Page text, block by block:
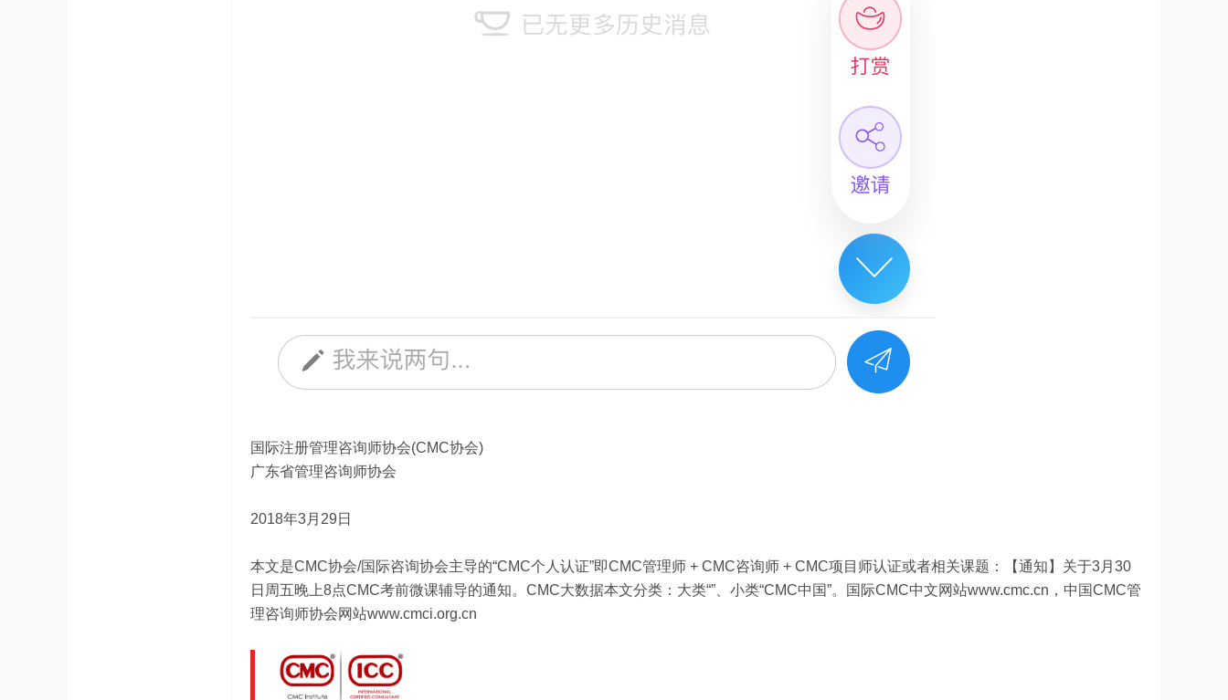
国际注册管理咨询师协会(CMC协会)
广东省管理咨询师协会
2018年3月29日
本文是CMC协会/国际咨询协会主导的“CMC个人认证”即CMC管理师 + CMC咨询师 + CMC项目师认证或者相关课题：【通知】关于3月30
日周五晚上8点CMC考前微课辅导的通知。CMC大数据本文分类：大类“”、小类“CMC中国”。国际CMC中文网站www.cmc.cn，中国CMC管
理咨询师协会网站www.cmci.org.cn